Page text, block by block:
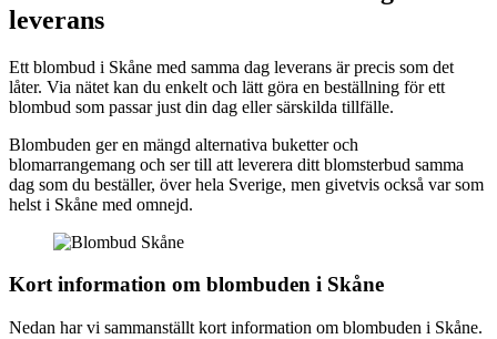
leverans
Ett blombud i Skåne med samma dag leverans är precis som det
låter. Via nätet kan du enkelt och lätt göra en beställning för ett
blombud som passar just din dag eller särskilda tillfälle.
Blombuden ger en mängd alternativa buketter och
blomarrangemang och ser till att leverera ditt blomsterbud samma
dag som du beställer, över hela Sverige, men givetvis också var som
helst i Skåne med omnejd.
Kort information om blombuden i Skåne
Nedan har vi sammanställt kort information om blombuden i Skåne.